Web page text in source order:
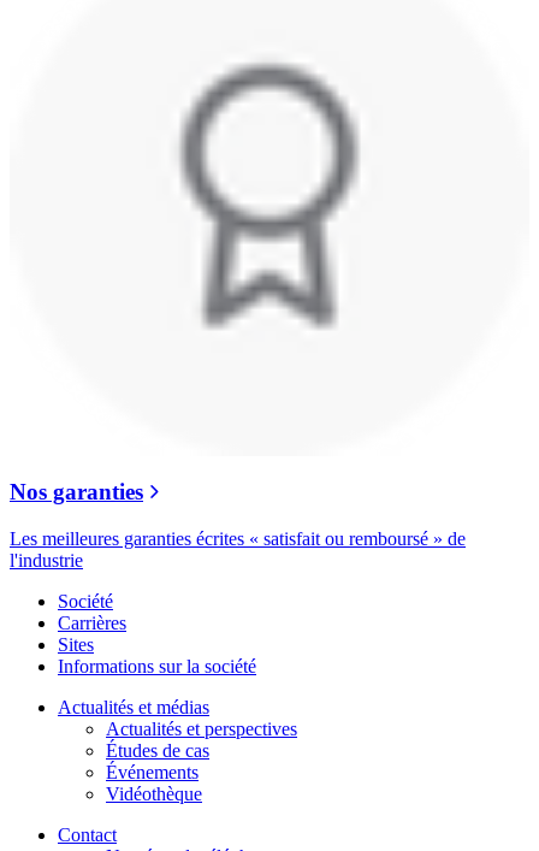
Nos garanties
Les meilleures garanties écrites « satisfait ou remboursé » de
l'industrie
Société
Carrières
Sites
Informations sur la société
Actualités et médias
Actualités et perspectives
Études de cas
Événements
Vidéothèque
Contact